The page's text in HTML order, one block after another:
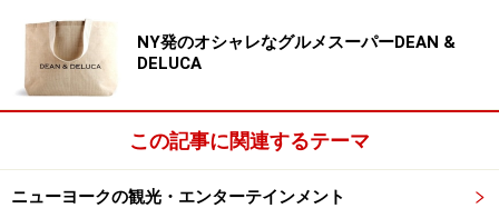
ディナー 月～木 午後5時15分～10時半
金・土 午後5時15分～11時
予算
：お任せコース＄105～(税・サービス・飲み物除
く）
：155 W. 51st St. New York, NY
地図：Yahoo! Maps
アクセス ：地下鉄B/D/F/V線47-50 Sts/Rockefeller
NY発のオシャレなグルメスーパーDEAN &
DELUCA
この記事に関連するテーマ
ニューヨークの観光・エンターテインメント